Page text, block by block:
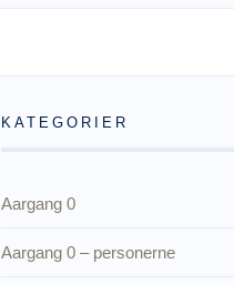
KATEGORIER
Aargang 0
Aargang 0 – personerne